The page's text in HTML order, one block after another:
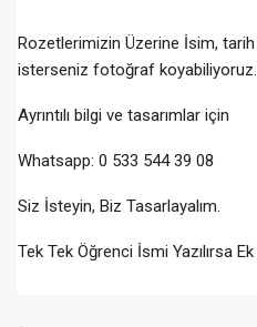
Rozetlerimizin Üzerine İsim,
isterseniz fotoğraf koyabiliyoruz.
Ayrıntılı bilgi ve tasarımlar için
Whatsapp: 0 533 544 39 08
Siz İsteyin, Biz Tasarlayalım.
Tek Tek Öğrenci İsmi Yazılırsa